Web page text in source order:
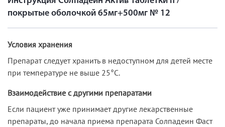
покрытые оболочкой 65мг+500мг № 12
Условия хранения
Препарат следует хранить в недоступном для детей месте
при температуре не выше 25°С.
Взаимодействие с другими препаратами
Если пациент уже принимает другие лекарственные
препараты, до начала приема препарата Солпадеин Фаст